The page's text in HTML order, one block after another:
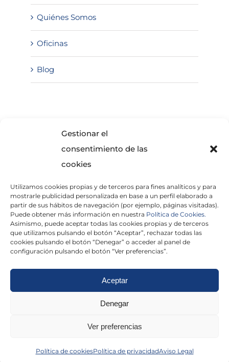
Gestionar el
consentimiento de las
cookies
Utilizamos cookies propias y de terceros para fines analíticos y para
mostrarle publicidad personalizada en base a un perfil elaborado a
partir de sus hábitos de navegación (por ejemplo, páginas visitadas).
Puede obtener más información en nuestra Política de Cookies.
Asimismo, puede aceptar todas las cookies propias y de terceros
que utilizamos pulsando el botón “Aceptar”, rechazar todas las
cookies pulsando el botón “Denegar” o acceder al panel de
configuración pulsando el botón “Ver preferencias”.
Aceptar
Denegar
Ver preferencias
Política de cookiesPolítica de privacidadAviso Legal
Quiénes Somos
Oficinas
Blog
He leído y acepto laPolítica de Privacidad
Politica de cookies|Aviso Legal
Madrid|Tarragona